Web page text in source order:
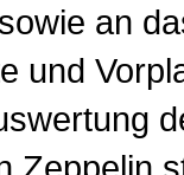
an
und
Zeppelin